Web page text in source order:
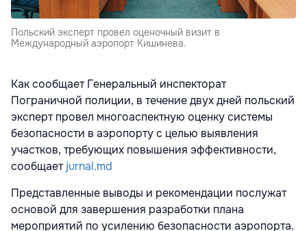
Польский эксперт провел оценочный визит в
Международный аэропорт Кишинева.
Как сообщает Генеральный инспекторат
Пограничной полиции, в течение двух дней польский
эксперт провел многоаспектную оценку системы
безопасности в аэропорту с целью выявления
участков, требующих повышения эффективности,
сообщаетjurnal.md
Представленные выводы и рекомендации послужат
основой для завершения разработки плана
мероприятий по усилению безопасности аэропорта.